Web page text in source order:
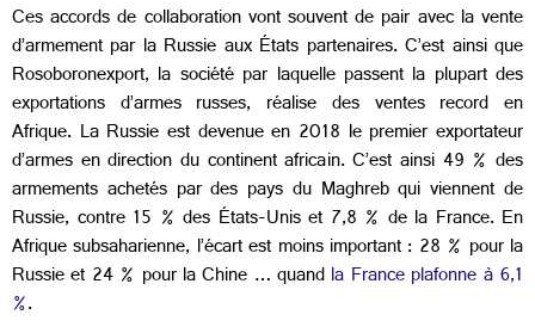
Ces accords de collaboration vont souvent de pair avec la vente
d’armement par la Russie aux États partenaires. C’est ainsi que
Rosoboronexport, la société par laquelle passent la plupart des
exportations d’armes russes, réalise des ventes record en
Afrique. La Russie est devenue en 2018 le premier exportateur
d’armes en direction du continent africain. C’est ainsi 49 % des
armements achetés par des pays du Maghreb qui viennent de
Russie, contre 15 % des États-Unis et 7,8 % de la France. En
Afrique subsaharienne, l’écart est moins important : 28 % pour la
Russie et 24 % pour la Chine … quandla France plafonne à 6,1
%.